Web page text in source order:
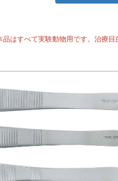
はすべて実験動物用です。治療目